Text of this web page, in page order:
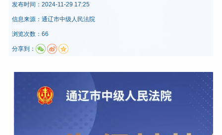
发布时间： 2024-11-29 17:25
信息来源： 通辽市中级人民法院
浏览次数：66
分享到：